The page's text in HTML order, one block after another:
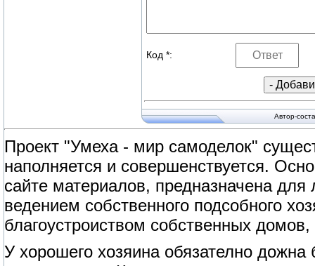
Код *:
Автор-
Проект "Умеха - мир самоделок"
наполняется и совершенствуется.
сайте материалов, предназначена
ведением собственного подсобного
благоустроиством собственных
У хорошего хозяина обязателно